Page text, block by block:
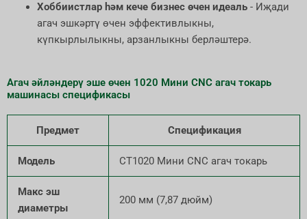
Хоббиистлар һәм кече бизнес өчен идеаль- Иҗади
агач эшкәртү өчен эффективлыкны,
күпкырлылыкны, арзанлыкны берләштерә.
Агач әйләндерү эше өчен 1020 Мини CNC агач токарь
машинасы спецификасы
Предмет Спецификация
Модель CT1020 Мини CNC агач токарь
Макс эш
диаметры
200 мм (7,87 дюйм)